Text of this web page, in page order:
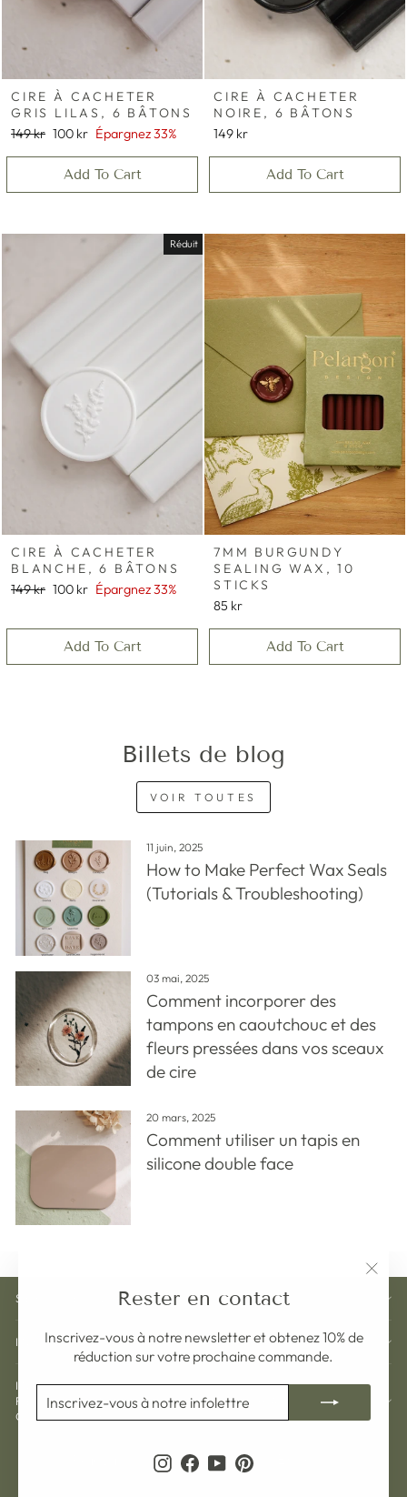
Rester en contact
Inscrivez-vous à notre newsletter et obtenez 10% de
réduction sur votre prochaine commande.
VOUS
À
InstagramFacebook
YouTubePinterest
CIRE À CACHETER
GRIS LILAS, 6 BÂTONS
Prix
149 kr Prix
100 kr Épargnez 33%
Add To Cart
CIRE À CACHETER
NOIRE, 6 BÂTONS
149 kr
Add To Cart
Réduit
CIRE À CACHETER
BLANCHE, 6 BÂTONS
Prix
149 kr Prix
100 kr Épargnez 33%
Add To Cart
7MM BURGUNDY
SEALING WAX, 10
STICKS
85 kr
Add To Cart
Billets de blog
VOIR TOUTES
11 juin, 2025
How to Make Perfect Wax Seals
(Tutorials & Troubleshooting)
03 mai, 2025
Comment incorporer des
tampons en caoutchouc et des
fleurs pressées dans vos sceaux
de cire
20 mars, 2025
Comment utiliser un tapis en
silicone double face
SERVICE CLIENT
INFORMATION
INSCRIVEZ-VOUS ET OBTENEZ 10% DE
RÉDUCTION SUR VOTRE PROCHAINE
COMMANDE
DeviseSuède (SEK kr)